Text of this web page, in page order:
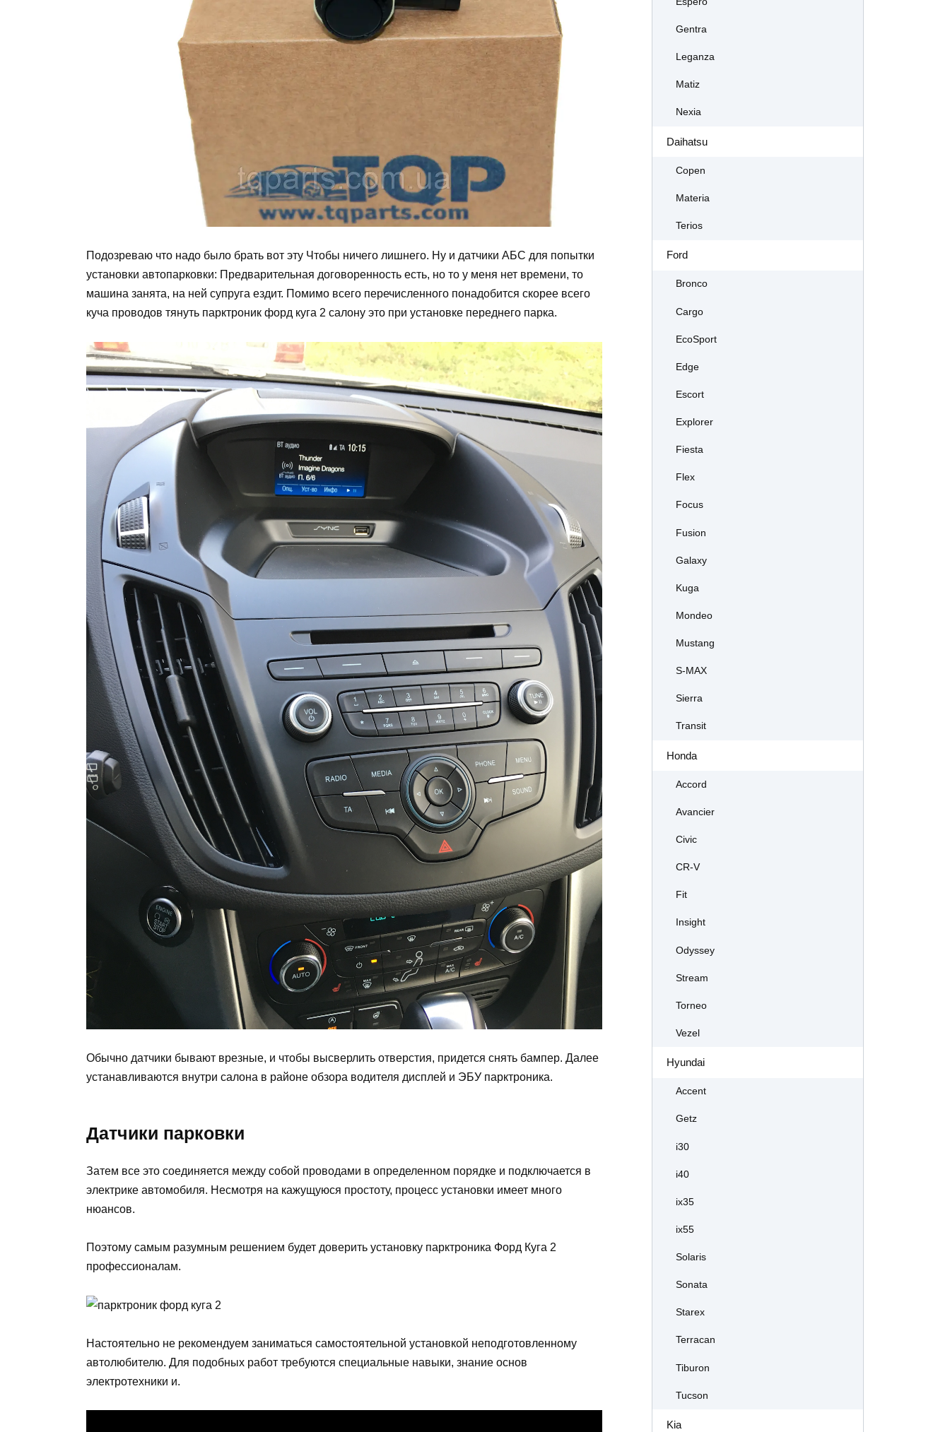
Подозреваю что надо было брать вот эту Чтобы ничего лишнего. Ну и датчики АБС для попытки
установки автопарковки: Предварительная договоренность есть, но то у меня нет времени, то
машина занята, на ней супруга ездит. Помимо всего перечисленного понадобится скорее всего
куча проводов тянуть парктроник форд куга 2 салону это при установке переднего парка.
Обычно датчики бывают врезные, и чтобы высверлить отверстия, придется снять бампер. Далее
устанавливаются внутри салона в районе обзора водителя дисплей и ЭБУ парктроника.
Датчики парковки
Затем все это соединяется между собой проводами в определенном порядке и подключается в
электрике автомобиля. Несмотря на кажущуюся простоту, процесс установки имеет много
нюансов.
Поэтому самым разумным решением будет доверить установку парктроника Форд Куга 2
профессионалам.
Настоятельно не рекомендуем заниматься самостоятельной установкой неподготовленному
автолюбителю. Для подобных работ требуются специальные навыки, знание основ
электротехники и.
Gentra
Leganza
Matiz
Nexia
Daihatsu
Copen
Materia
Terios
Ford
Bronco
Cargo
EcoSport
Edge
Escort
Explorer
Fiesta
Flex
Focus
Fusion
Galaxy
Kuga
Mondeo
Mustang
S-MAX
Sierra
Transit
Honda
Accord
Avancier
Civic
CR-V
Fit
Insight
Odyssey
Stream
Torneo
Vezel
Hyundai
Accent
Getz
i30
i40
ix35
ix55
Solaris
Sonata
Starex
Terracan
Tiburon
Tucson
Kia